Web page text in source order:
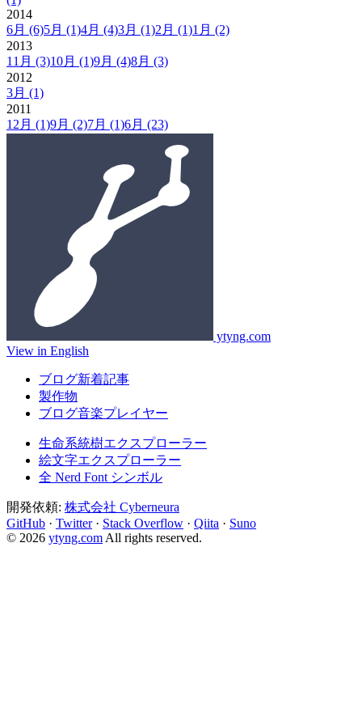
2014
6月 (6)5月 (1)4月 (4)3月 (1)2月 (1)1月 (2)
2013
11月 (3)10月 (1)9月 (4)8月 (3)
2012
3月 (1)
2011
12月 (1)9月 (2)7月 (1)6月 (23)
ytyng.com
View in English
ブログ新着記事
製作物
ブログ音楽プレイヤー
生命系統樹エクスプローラー
絵文字エクスプローラー
全 Nerd Font シンボル
開発依頼: 株式会社 Cyberneura
GitHub · Twitter · Stack Overflow · Qiita · Suno
© 2026 ytyng.com All rights reserved.